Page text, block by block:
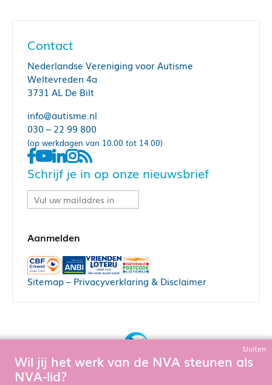
Contact
Nederlandse Vereniging voor Autisme
Weltevreden 4a
3731 AL De Bilt
info@autisme.nl
030 – 22 99 800
(op werkdagen van 10.00 tot 14.00)
Schrijf je in op onze nieuwsbrief
Sitemap– Privacyverklaring & Disclaimer
Sluiten
Wil jij het werk van de NVA steunen als
NVA-lid?